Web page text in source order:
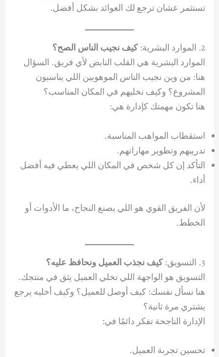
تستثمر عشان ترجع لك العوائد بشكل أفضل.
2. الموارد البشرية:
كيف نجيب الناس الصح؟
الموارد البشرية هي القلب النابض لأي فريق. السؤال
هنا: من وين نجيب الناس الموهوبين اللي يناسبون
المشروع؟ وكيف نخليهم في المكان المناسب؟
هنا تكون مهمتك كإدارة هي:
استقطاب المواهب المناسبة.
تدريبهم وتطوير مهاراتهم.
التأكد إن كل شخص في المكان اللي يعطي فيه أفضل
أداء.
لأن الفريق القوي هو اللي يصنع النجاح، ما الأدوات أو
الخطط.
3. التسويق:
كيف نجذب العميل ونحافظ عليه؟
التسويق هو الواجهة اللي تخلي العميل يثق في منتجك.
هنا تسأل نفسك: كيف أوصل للعميل؟ وكيف أخليه يرجع
يشتري مرة ثانية؟
الإدارة الناجحة تفكر دائمًا في:
تحسين تجربة العميل.